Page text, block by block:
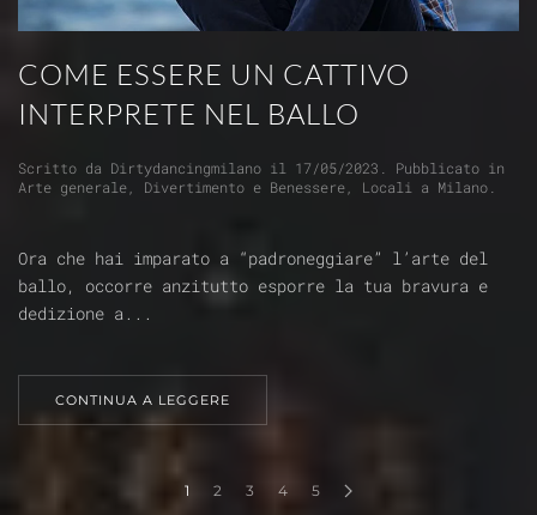
COME ESSERE UN CATTIVO
INTERPRETE NEL BALLO
Scritto da Dirtydancingmilano il 17/05/2023 . Pubblicato in
Arte generale
Divertimento e Benessere Locali a Milano
Ora che hai imparato a “padroneggiare” l’arte del
ballo, occorre anzitutto esporre la tua bravura e
dedizione a...
CONTINUA A LEGGERE
1 2 3 4 5